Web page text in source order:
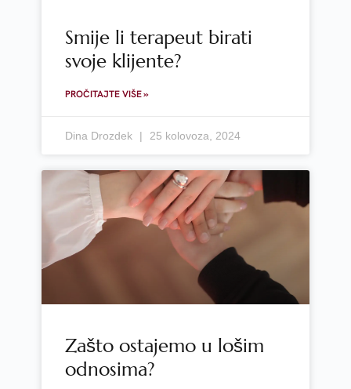
Smije li terapeut birati
svoje klijente?
PROČITAJTE VIŠE »
Dina Drozdek 25 kolovoza, 2024
Zašto ostajemo u lošim
odnosima?